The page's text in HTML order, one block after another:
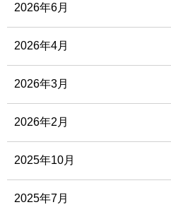
2026年6月
2026年4月
2026年3月
2026年2月
2025年10月
2025年7月